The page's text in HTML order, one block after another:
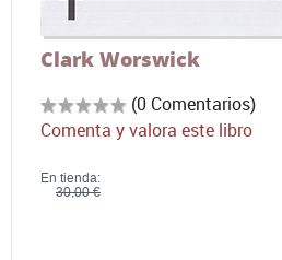
Clark Worswick
(0 Comentarios)
Comenta y valora este libro
En tienda:
30,00 €